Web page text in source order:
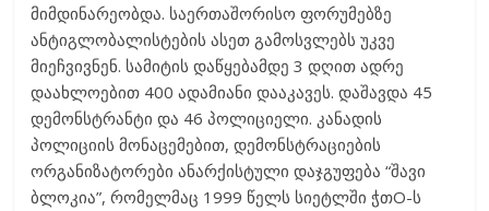
მიმდინარეობდა. საერთაშორისო ფორუმებზე
ანტიგლობალისტების ასეთ გამოსვლებს უკვე
მიეჩვივნენ. სამიტის დაწყებამდე 3 დღით ადრე
დაახლოებით 400 ადამიანი დააკავეს. დაშავდა 45
დემონსტრანტი და 46 პოლიციელი. კანადის
პოლიციის მონაცემებით, დემონსტრაციების
ორგანიზატორები ანარქისტული დაჯგუფება “შავი
ბლოკია”, რომელმაც 1999 წელს სიეტლში ჭთO-ს